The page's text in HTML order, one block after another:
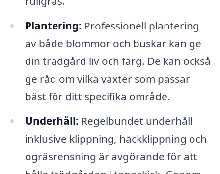
Plantering: Professionell plantering
av både blommor och buskar kan ge
din trädgård liv och färg. De kan också
ge råd om vilka växter som passar
bäst för ditt specifika område.
Underhåll: Regelbundet underhåll
inklusive klippning, häckklippning och
ogräsrensning är avgörande för att